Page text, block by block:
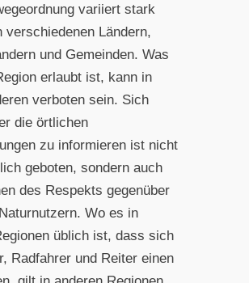
variiert stark
verschiedenen Ländern,
und Gemeinden. Was
erlaubt ist, kann in
verboten sein. Sich
die örtlichen
zu informieren ist nicht
geboten, sondern auch
des Respekts gegenüber
Wo es in
üblich ist, dass sich
Radfahrer und Reiter einen